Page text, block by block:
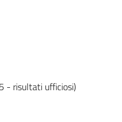
- risultati ufficiosi)